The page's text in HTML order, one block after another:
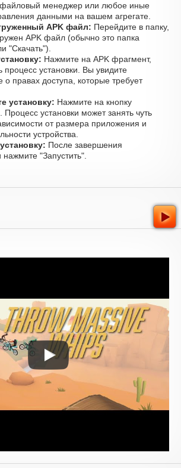
файловый менеджер или любое иные
данными на вашем агрегате.
APK файл: Перейдите в папку,
APK файл (обычно это папка
"Скачать").
Нажмите на APK фрагмент,
процесс установки. Вы увидите
о правах доступа, которые требует
установку: Нажмите на кнопку
Процесс установки может занять чуть
от размера приложения и
устройства.
После завершения
нажмите "Запустить".